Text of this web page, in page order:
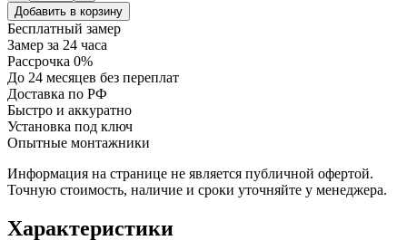
Добавить в корзину
Бесплатный замер
Замер за 24 часа
Рассрочка 0%
До 24 месяцев без переплат
Доставка по РФ
Быстро и аккуратно
Установка под ключ
Опытные монтажники
Информация на странице не является публичной офертой.
Точную стоимость, наличие и сроки уточняйте у менеджера.
Характеристики